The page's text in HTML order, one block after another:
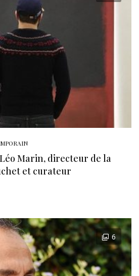
Marin, directeur de la
et curateur
6